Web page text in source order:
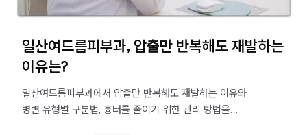
일산여드름피부과, 압출만 반복해도 재발하는
이유는?
일산여드름피부과에서 압출만 반복해도 재발하는 이유와
병변 유형별 구분법, 흉터를 줄이기 위한 관리 방법을